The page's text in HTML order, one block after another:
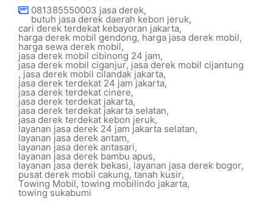
081385550003 jasa derek,
butuh jasa derek daerah kebon jeruk,
cari derek terdekat kebayoran jakarta,
harga derek mobil gendong, harga jasa derek mobil,
harga sewa derek mobil,
jasa derek mobil cibinong 24 jam,
jasa derek mobil ciganjur, jasa derek mobil cijantung
, jasa derek mobil cilandak jakarta,
jasa derek terdekat 24 jam jakarta,
jasa derek terdekat cinere,
jasa derek terdekat jakarta,
jasa derek terdekat jakarta selatan,
jasa derek terdekat kebon jeruk,
layanan jasa derek 24 jam jakarta selatan,
layanan jasa derek antam,
layanan jasa derek antasari,
layanan jasa derek bambu apus,
layanan jasa derek bekasi, layanan jasa derek bogor,
pusat derek mobil cakung, tanah kusir,
Towing Mobil, towing mobilindo jakarta,
towing sukabumi